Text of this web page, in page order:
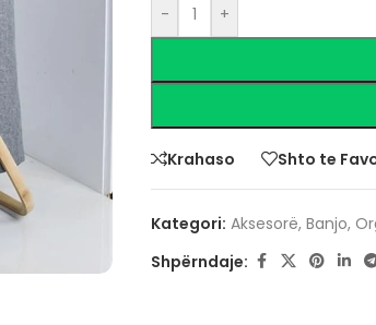
- +
Krahaso Shto te
Kategori: Aksesorë, Banjo,
Shpërndaje: